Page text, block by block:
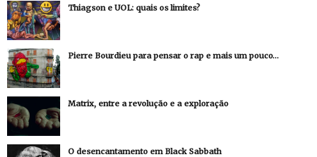
Thiagson e UOL: quais os limites?
Pierre Bourdieu para pensar o rap e mais um pouco…
Matrix, entre a revolução e a exploração
O desencantamento em Black Sabbath